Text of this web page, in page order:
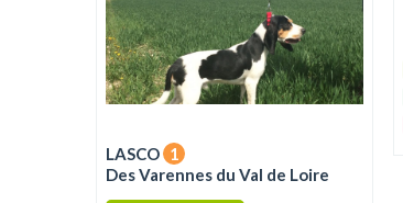
LASCO 1
Des Varennes du Val de Loire